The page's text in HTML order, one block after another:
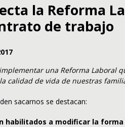
la Reforma
de trabajo
una Reforma Laboral
calidad de vida de nuestras
sacarnos se destacan:
habilitados a modificar la